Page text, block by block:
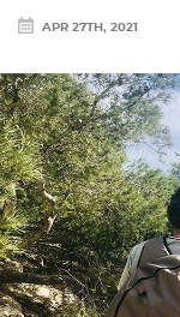
APR 27TH, 2021